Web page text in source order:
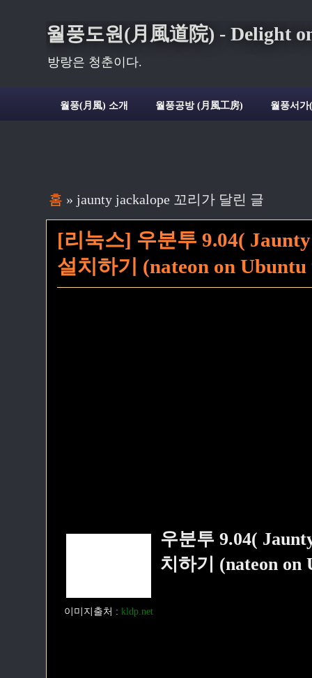
월풍도원(月風道院) - Delight
방랑은 청춘이다.
월풍(月風) 소개 월풍공방 (月風工房) 월풍서
홈 » jaunty jackalope 꼬리가 달린 글
[리눅스] 우분투 9.04(
설치하기 (nateon on
이미지출처 : kldp.net
우분투 9.04(
치하기 (nateon on